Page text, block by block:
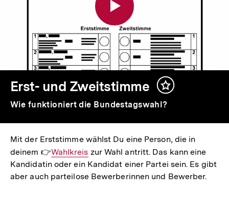
Erst- und Zweitstimme
Inhalt
Wie funktioniert die Bundestagswahl?
Mit der Erststimme wählst Du eine Person, die in
deinem 👉Interner
Link:
Wahlkreis zur Wahl antritt. Das kann eine
Kandidatin oder ein Kandidat einer Partei sein. Es gibt
aber auch parteilose Bewerberinnen und Bewerber.